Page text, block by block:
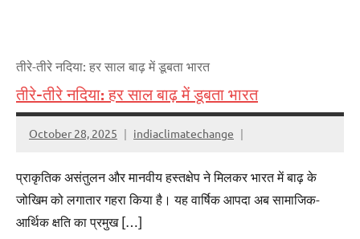
तीरे-तीरे नदिया: हर साल बाढ़ में डूबता भारत
तीरे-तीरे नदिया: हर साल बाढ़ में डूबता भारत
October 28, 2025 indiaclimatechange
प्राकृतिक असंतुलन और मानवीय हस्तक्षेप ने मिलकर भारत में बाढ़ के
जोखिम को लगातार गहरा किया है। यह वार्षिक आपदा अब सामाजिक-
आर्थिक क्षति का प्रमुख […]